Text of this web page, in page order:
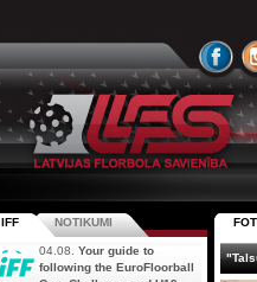
IFF NOTIKUMI
04.08. Your guide to
following the EuroFloorball